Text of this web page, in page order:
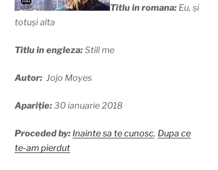
Titlu in romana: Eu, și
totuși alta
Titlu in engleza:Still me
Autor: Jojo Moyes
Apariție:30 ianuarie 2018
Proceded by: Inainte sa te cunosc, Dupa ce
te-am pierdut